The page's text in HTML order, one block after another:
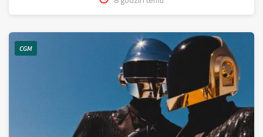
CGM